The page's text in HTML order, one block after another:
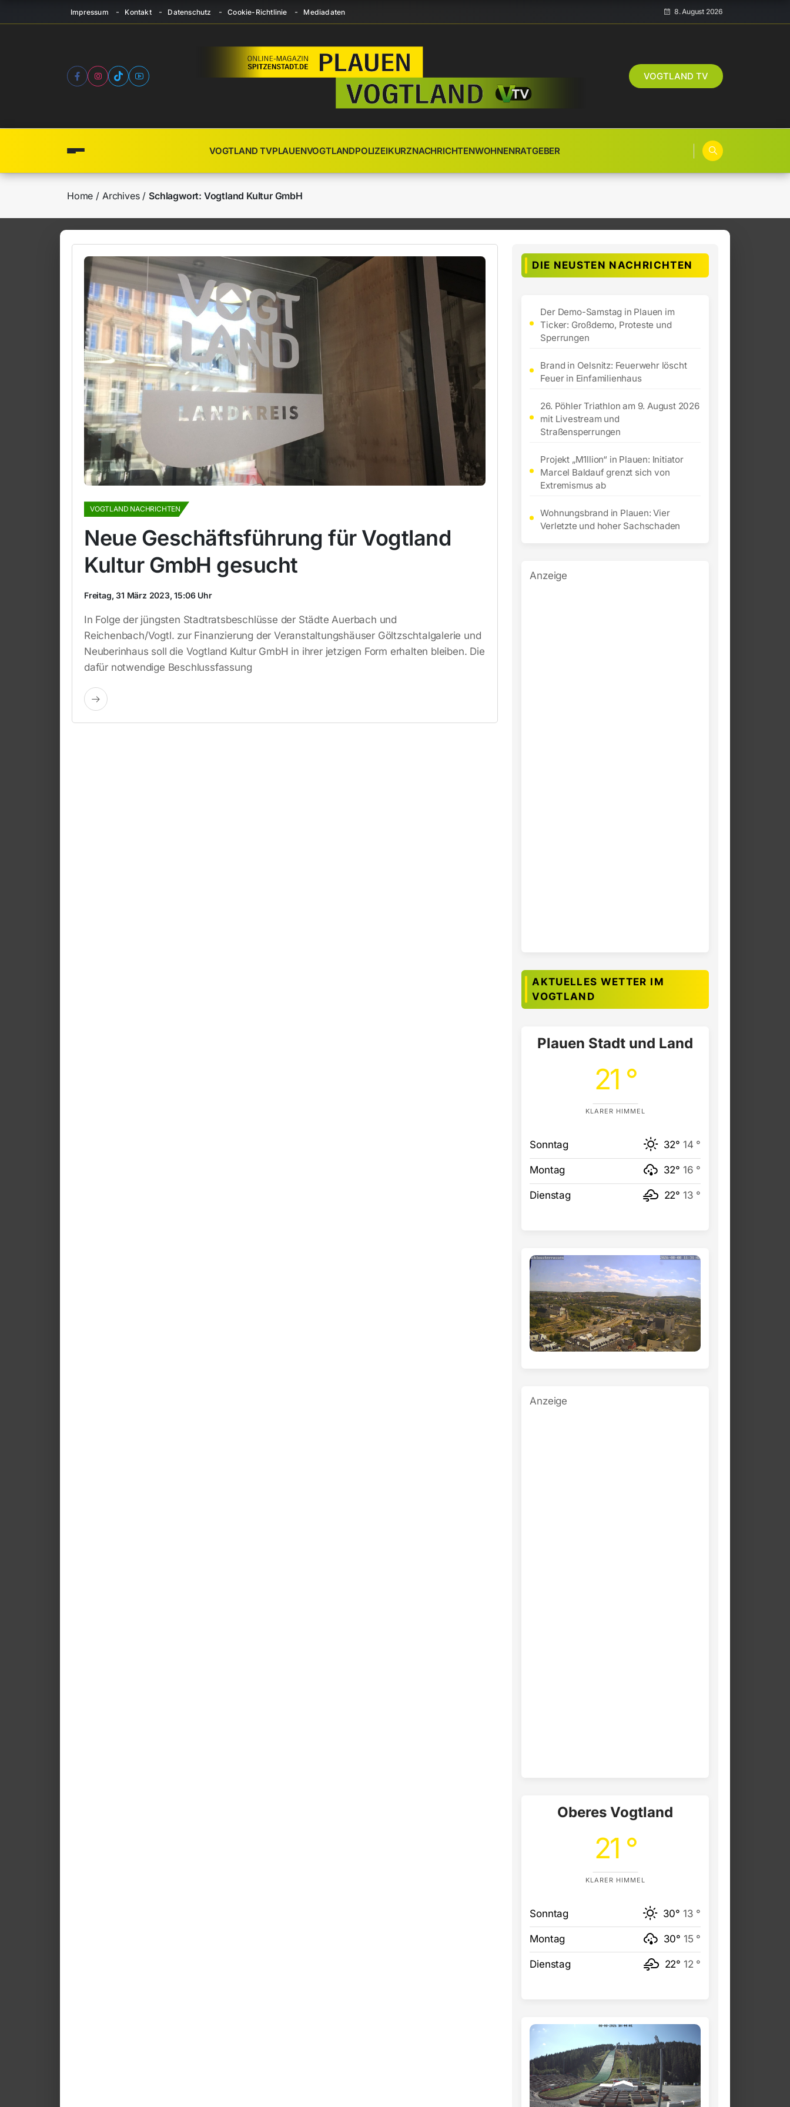
Impressum Kontakt Datenschutz Cookie-Richtlinie Mediadaten 8. August 2026
VOGTLAND TV
VOGTLAND TVPLAUENVOGTLANDPOLIZEIKURZNACHRICHTENWOHNENRATGEBER
Home Archives Schlagwort: Vogtland Kultur GmbH
VOGTLAND NACHRICHTEN
Neue Geschäftsführung für Vogtland
Kultur GmbH gesucht
Freitag, 31 März 2023, 15:06 Uhr
In Folge der jüngsten Stadtratsbeschlüsse der Städte Auerbach und
Reichenbach/Vogtl. zur Finanzierung der Veranstaltungshäuser Göltzschtalgalerie und
Neuberinhaus soll die Vogtland Kultur GmbH in ihrer jetzigen Form erhalten bleiben. Die
dafür notwendige Beschlussfassung
DIE NEUSTEN NACHRICHTEN
Der Demo-Samstag in Plauen im
Ticker: Großdemo, Proteste und
Sperrungen
Brand in Oelsnitz: Feuerwehr löscht
Feuer in Einfamilienhaus
26. Pöhler Triathlon am 9. August 2026
mit Livestream und
Straßensperrungen
Projekt „M1llion“ in Plauen: Initiator
Marcel Baldauf grenzt sich von
Extremismus ab
Wohnungsbrand in Plauen: Vier
Verletzte und hoher Sachschaden
Anzeige
AKTUELLES WETTER IM
VOGTLAND
Plauen Stadt und Land
21 °
KLARER HIMMEL
Sonntag 32° 14 °
Montag 32° 16 °
Dienstag 22° 13 °
Anzeige
Oberes Vogtland
21 °
KLARER HIMMEL
Sonntag 30° 13 °
Montag 30° 15 °
Dienstag 22° 12 °